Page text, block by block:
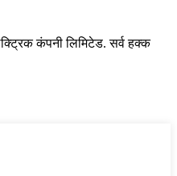
कंपनी लिमिटेड. सर्व हक्क